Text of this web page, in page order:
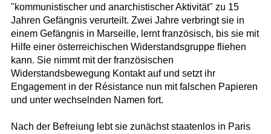
"kommunistischer und anarchistischer Aktivität" zu 15
Jahren Gefängnis verurteilt. Zwei Jahre verbringt sie in
einem Gefängnis in Marseille, lernt französisch, bis sie mit
Hilfe einer österreichischen Widerstandsgruppe fliehen
kann. Sie nimmt mit der französischen
Widerstandsbewegung Kontakt auf und setzt ihr
Engagement in der Résistance nun mit falschen Papieren
und unter wechselnden Namen fort.
Nach der Befreiung lebt sie zunächst staatenlos in Paris